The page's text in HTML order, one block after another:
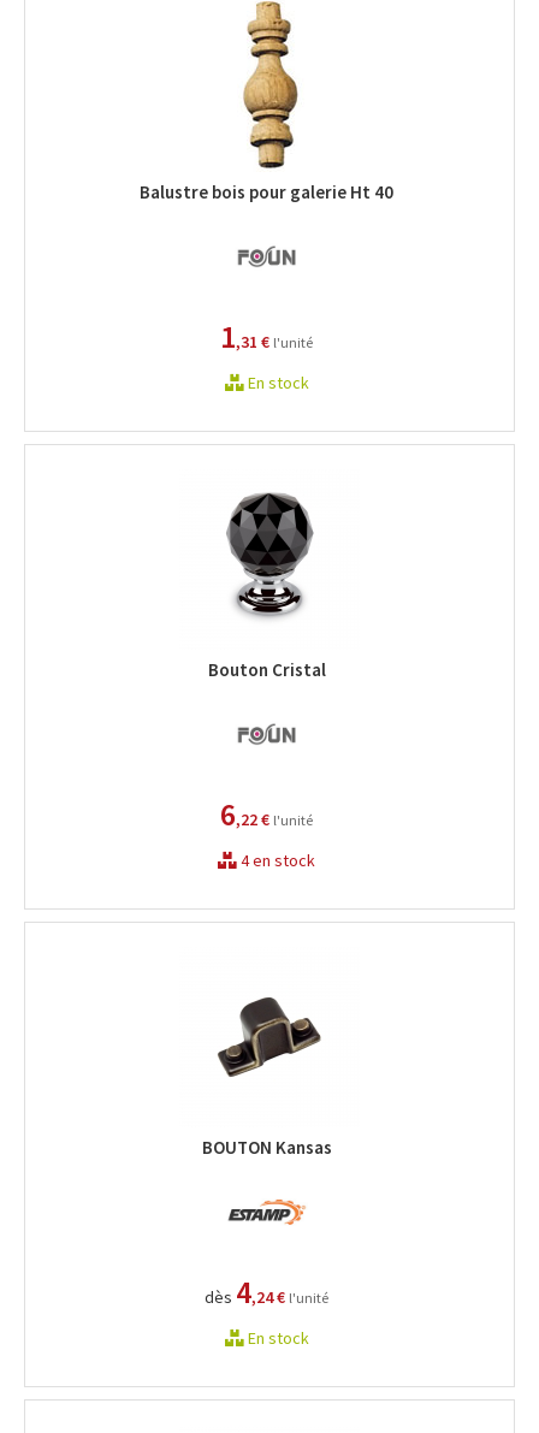
Balustre bois pour galerie Ht 40
1,31 € l'unité
En stock
Bouton Cristal
6,22 € l'unité
4 en stock
BOUTON Kansas
dès 4,24 € l'unité
En stock